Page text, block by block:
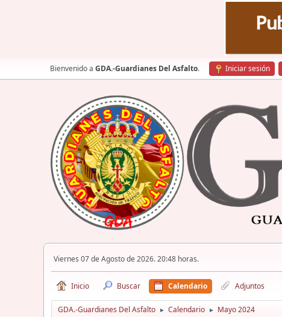
Bienvenido a GDA.-Guardianes Del Asfalto. Iniciar sesión
Viernes 07 de Agosto de 2026. 20:48 horas.
Inicio Buscar Calendario Adjuntos
GDA.-Guardianes Del Asfalto ► Calendario ► Mayo 2024